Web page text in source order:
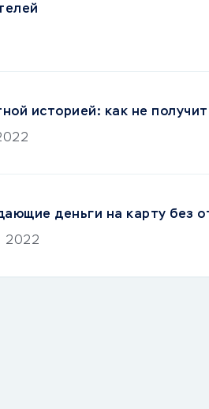
историей: как не
деньги на карту без
2022